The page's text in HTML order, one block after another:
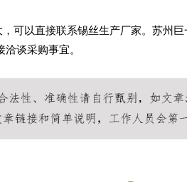
可以直接联系锡丝生产厂家。苏州
谈采购事宜。